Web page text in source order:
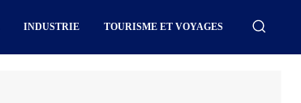
INDUSTRIE TOURISME ET VOYAGES